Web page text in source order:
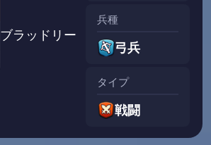
ブラッドリー
兵種
弓兵
タイプ
戦闘